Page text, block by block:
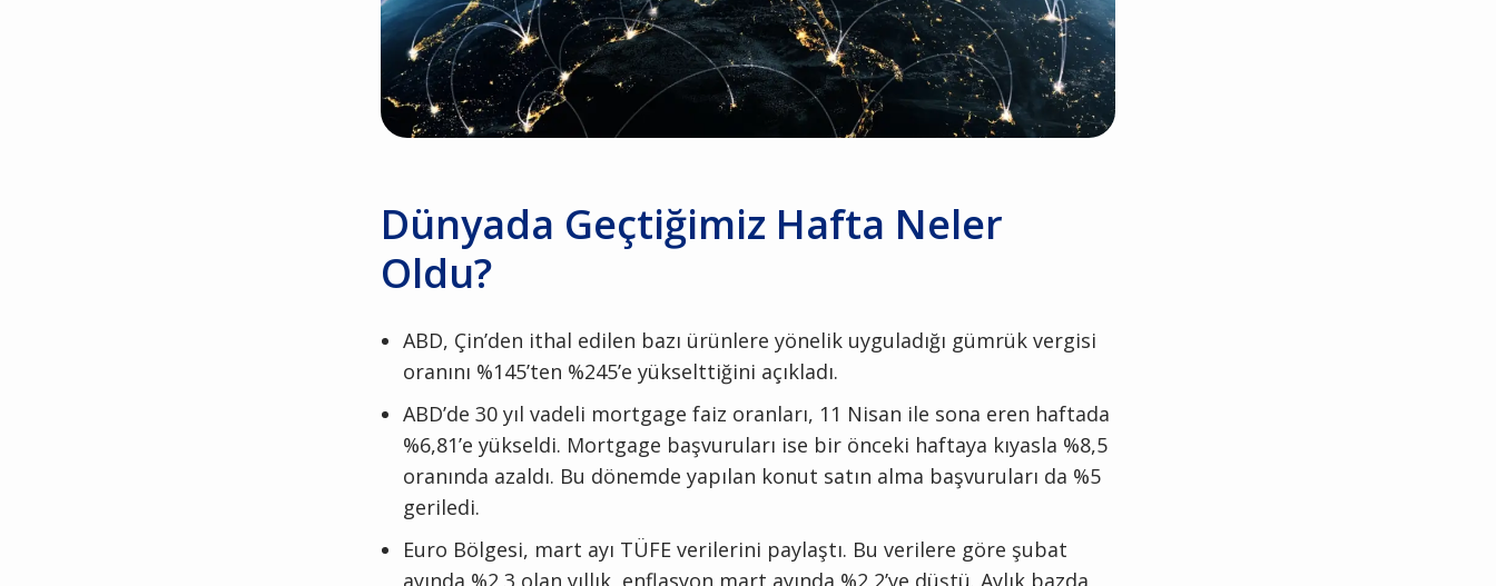
Dünyada Geçtiğimiz Hafta Neler
Oldu?
ABD, Çin’den ithal edilen bazı ürünlere yönelik uyguladığı gümrük vergisi
oranını %145’ten %245’e yükselttiğini açıkladı.
ABD’de 30 yıl vadeli mortgage faiz oranları, 11 Nisan ile sona eren haftada
%6,81’e yükseldi. Mortgage başvuruları ise bir önceki haftaya kıyasla %8,5
oranında azaldı. Bu dönemde yapılan konut satın alma başvuruları da %5
geriledi.
Euro Bölgesi, mart ayı TÜFE verilerini paylaştı. Bu verilere göre şubat
ayında %2,3 olan yıllık enflasyon mart ayında %2,2’ye düştü. Aylık bazda